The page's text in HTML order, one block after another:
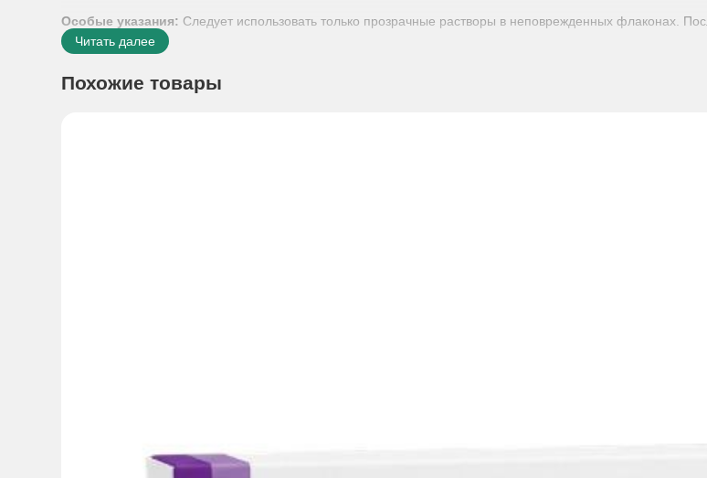
Особые указания: Следует использовать только прозрачные растворы в неповрежденных флаконах.
Читать далее
Похожие товары